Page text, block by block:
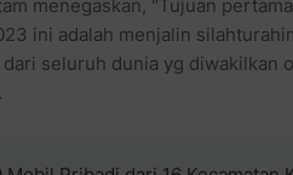
menegaskan, "Tujuan
ini adalah menjalin
seluruh dunia yg diwakilkan